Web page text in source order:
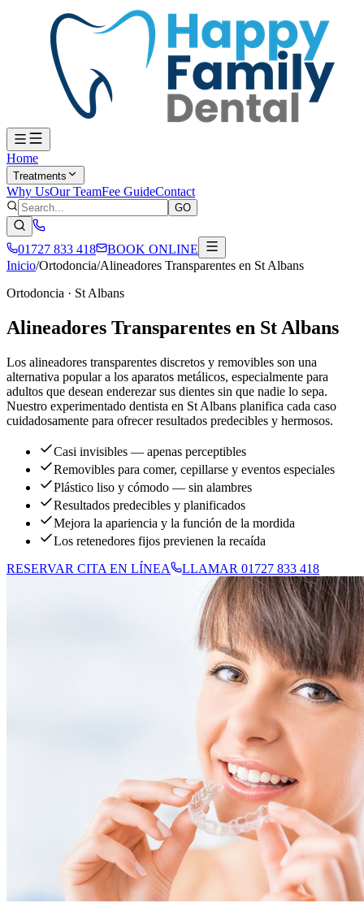
Home
Treatments
Why UsOur TeamFee GuideContact
GO
01727 833 418
BOOK ONLINE
Inicio/Ortodoncia/Alineadores Transparentes en St Albans
Ortodoncia · St Albans
Alineadores Transparentes en St Albans
Los alineadores transparentes discretos y removibles son una
alternativa popular a los aparatos metálicos, especialmente para
adultos que desean enderezar sus dientes sin que nadie lo sepa.
Nuestro experimentado dentista en St Albans planifica cada caso
cuidadosamente para ofrecer resultados predecibles y hermosos.
Casi invisibles — apenas perceptibles
Removibles para comer, cepillarse y eventos especiales
Plástico liso y cómodo — sin alambres
Resultados predecibles y planificados
Mejora la apariencia y la función de la mordida
Los retenedores fijos previenen la recaída
RESERVAR CITA EN LÍNEA
LLAMAR 01727 833 418